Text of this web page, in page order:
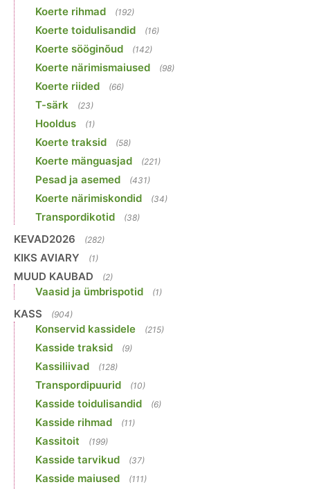
Koerte rihmad (192)
Koerte toidulisandid (16)
Koerte sööginõud (142)
Koerte närimismaiused (98)
Koerte riided (66)
T-särk (23)
Hooldus (1)
Koerte traksid (58)
Koerte mänguasjad (221)
Pesad ja asemed (431)
Koerte närimiskondid (34)
Transpordikotid (38)
KEVAD2026 (282)
KIKS AVIARY (1)
MUUD KAUBAD (2)
Vaasid ja ümbrispotid (1)
KASS (904)
Konservid kassidele (215)
Kasside traksid (9)
Kassiliivad (128)
Transpordipuurid (10)
Kasside toidulisandid (6)
Kasside rihmad (11)
Kassitoit (199)
Kasside tarvikud (37)
Kasside maiused (111)